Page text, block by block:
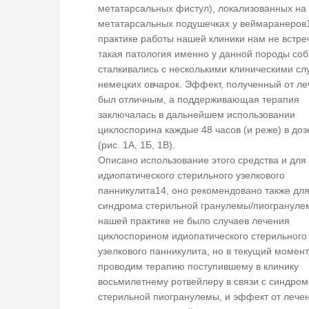
метатарсальных фистул), локализованных на
метатарсальных подушечках у
практике работы нашей клиники нам не
такая патология именно у данной породы
сталкивались с несколькими клиническими
немецких овчарок. Эффект, полученный от
был отличным, а поддерживающая терапия
заключалась в дальнейшем использовании
циклоспорина каждые 48 часов (и реже) в
(рис. 1А, 1Б, 1В).
Описано использование этого средства и
идиопатического стерильного узелкового
панникулита14, оно рекомендовано также
синдрома стерильной гранулемы/
нашей практике не было случаев лечения
циклоспорином идиопатического стерильного
узелкового панникулита, но в текущий
проводим терапию поступившему в клинику
восьмилетнему ротвейлеру в связи с
стерильной пиогранулемы, и эффект от